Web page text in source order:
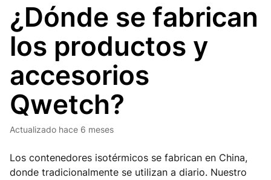
¿Dónde se fabrican
los productos y
accesorios
Qwetch?
Actualizado hace 6 meses
Los contenedores isotérmicos se fabrican en China,
donde tradicionalmente se utilizan a diario. Nuestro